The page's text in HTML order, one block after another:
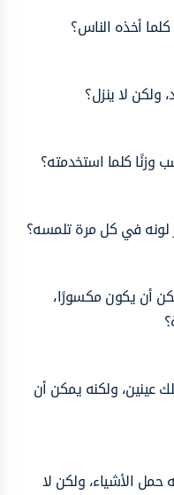
أخذه الناس؟
لا ينزل؟
كلما استخدمته؟
لونه في كل مرة تلمسه؟
أن يكون مكسورًا،
عينين، ولكنه يمكن أن
الأشياء، ولكن لا